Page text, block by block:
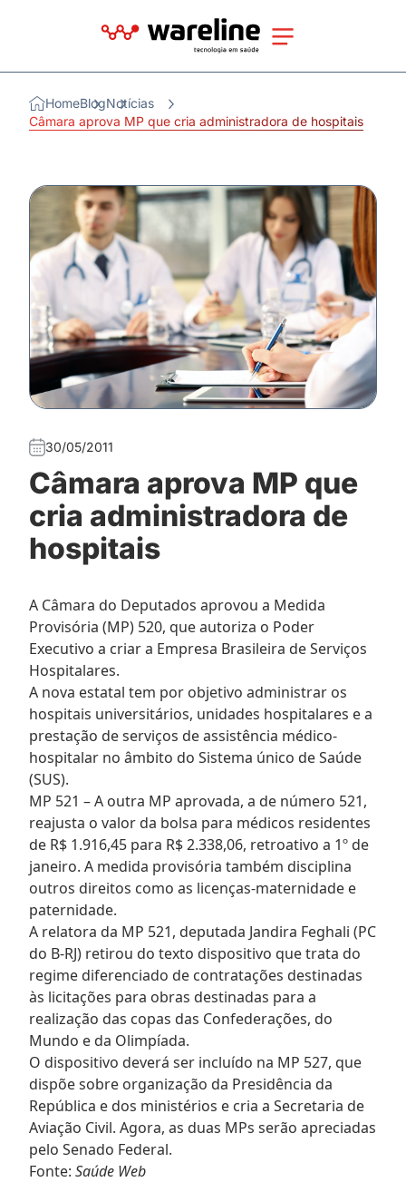
HomeBlogNotícias
Câmara aprova MP que cria administradora de hospitais
30/05/2011
Câmara aprova MP que
cria administradora de
hospitais
A Câmara do Deputados aprovou a Medida
Provisória (MP) 520, que autoriza o Poder
Executivo a criar a Empresa Brasileira de Serviços
Hospitalares.
A nova estatal tem por objetivo administrar os
hospitais universitários, unidades hospitalares e a
prestação de serviços de assistência médico-
hospitalar no âmbito do Sistema único de Saúde
(SUS).
MP 521 – A outra MP aprovada, a de número 521,
reajusta o valor da bolsa para médicos residentes
de R$ 1.916,45 para R$ 2.338,06, retroativo a 1º de
janeiro. A medida provisória também disciplina
outros direitos como as licenças-maternidade e
paternidade.
A relatora da MP 521, deputada Jandira Feghali (PC
do B-RJ) retirou do texto dispositivo que trata do
regime diferenciado de contratações destinadas
às licitações para obras destinadas para a
realização das copas das Confederações, do
Mundo e da Olimpíada.
O dispositivo deverá ser incluído na MP 527, que
dispõe sobre organização da Presidência da
República e dos ministérios e cria a Secretaria de
Aviação Civil. Agora, as duas MPs serão apreciadas
pelo Senado Federal.
Fonte: Saúde Web